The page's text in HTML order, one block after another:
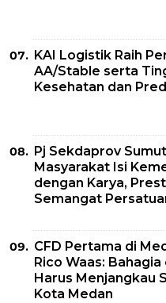
KAI Logistik Raih
AA/Stable serta
Kesehatan dan
Pj Sekdaprov
Masyarakat Isi
dengan Karya,
Semangat
CFD Pertama di
Rico Waas:
Harus Menjangkau
Kota Medan